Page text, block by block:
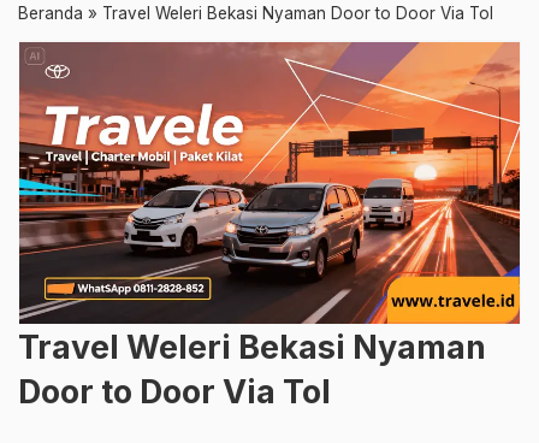
Beranda » Travel Weleri Bekasi Nyaman Door to Door Via Tol
Travel Weleri Bekasi Nyaman
Door to Door Via Tol